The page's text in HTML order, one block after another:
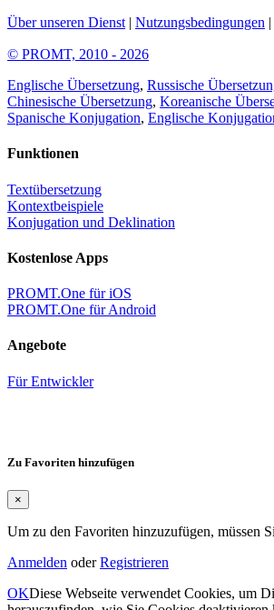
Über unseren Dienst | Nutzungsbedingungen |
© PROMT, 2010 - 2026
Englische Übersetzung, Russische
Chinesische Übersetzung, Koreanische
Spanische Konjugation, Englische
Funktionen
Textübersetzung
Kontextbeispiele
Konjugation und Deklination
Kostenlose Apps
PROMT.One für iOS
PROMT.One für Android
Angebote
Für Entwickler
Zu Favoriten hinzufügen
×
Um zu den Favoriten hinzuzufügen, müssen
Anmelden oderRegistrieren
OKDiese Webseite verwendet Cookies, um